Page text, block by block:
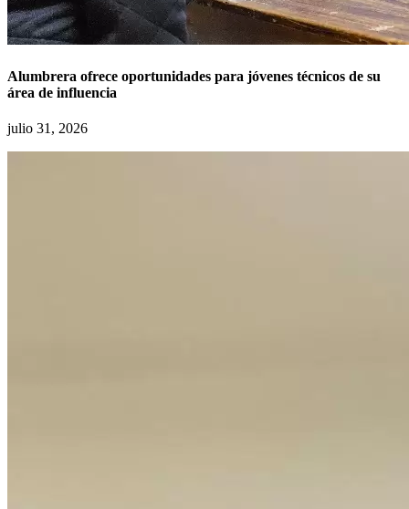
Alumbrera ofrece oportunidades para jóvenes técnicos de su
área de influencia
julio 31, 2026